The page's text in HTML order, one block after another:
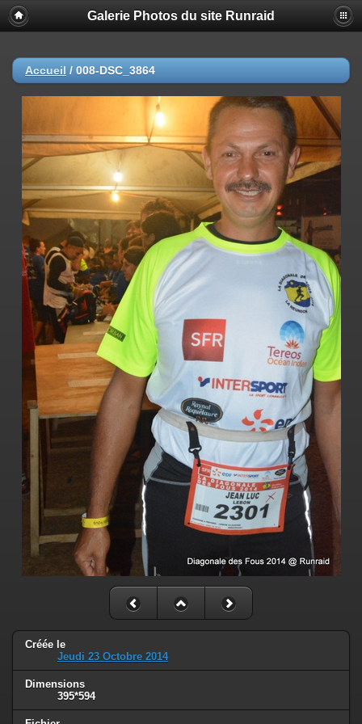
Galerie Photos du site Runraid
Accueil / 008-DSC_3864
Créée le
Jeudi 23 Octobre 2014
Dimensions
395*594